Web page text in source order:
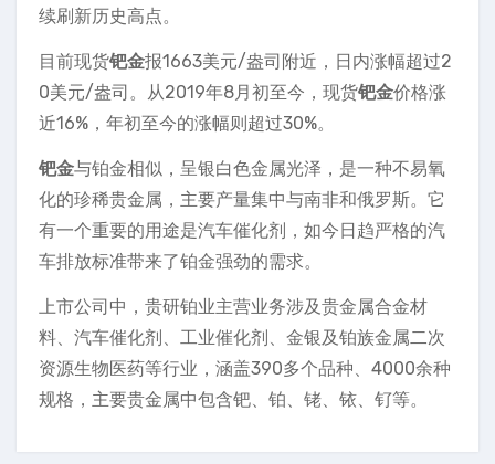
续刷新历史高点。
目前现货钯金报1663美元/盎司附近，日内涨幅超过2
0美元/盎司。从2019年8月初至今，现货钯金价格涨
近16%，年初至今的涨幅则超过30%。
钯金与铂金相似，呈银白色金属光泽，是一种不易氧
化的珍稀贵金属，主要产量集中与南非和俄罗斯。它
有一个重要的用途是汽车催化剂，如今日趋严格的汽
车排放标准带来了铂金强劲的需求。
上市公司中，贵研铂业主营业务涉及贵金属合金材
料、汽车催化剂、工业催化剂、金银及铂族金属二次
资源生物医药等行业，涵盖390多个品种、4000余种
规格，主要贵金属中包含钯、铂、铑、铱、钌等。